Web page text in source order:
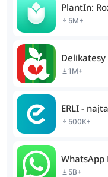
PlantIn:
5M+
1M+
ERLI -
500K+
WhatsApp
5B+